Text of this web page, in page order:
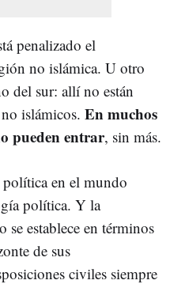
penalizado el
no islámica. U otro
del sur: allí no están
islámicos. En muchos
pueden entrar, sin más.
política en el mundo
política. Y la
establece en términos
de sus
civiles siempre